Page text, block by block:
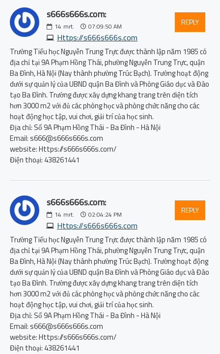
s666s666s.com:
14 mrt. 07:09:50 AM
Https://s666s666s.com
REPLY
Trường Tiểu học Nguyễn Trung Trực được thành lập năm 1985 có
địa chỉ tại 9A Phạm Hồng Thái, phường Nguyễn Trung Trực, quận
Ba Đình, Hà Nội (Nay thành phường Trúc Bạch). Trường hoạt động
dưới sự quản lý của UBND quận Ba Đình và Phòng Giáo dục và Đào
tạo Ba Đình. Trường được xây dựng khang trang trên diện tích
hơn 3000 m2 với đủ các phòng học và phòng chức năng cho các
hoạt động học tập, vui chơi, giải trí của học sinh.
Địa chỉ: Số 9A Phạm Hồng Thái - Ba Đình - Hà Nội
Email: s666@s666s666s.com
website: Https://s666s666s.com/
Điện thoại: 438261441
s666s666s.com:
14 mrt. 02:04:24 PM
Https://s666s666s.com
REPLY
Trường Tiểu học Nguyễn Trung Trực được thành lập năm 1985 có
địa chỉ tại 9A Phạm Hồng Thái, phường Nguyễn Trung Trực, quận
Ba Đình, Hà Nội (Nay thành phường Trúc Bạch). Trường hoạt động
dưới sự quản lý của UBND quận Ba Đình và Phòng Giáo dục và Đào
tạo Ba Đình. Trường được xây dựng khang trang trên diện tích
hơn 3000 m2 với đủ các phòng học và phòng chức năng cho các
hoạt động học tập, vui chơi, giải trí của học sinh.
Địa chỉ: Số 9A Phạm Hồng Thái - Ba Đình - Hà Nội
Email: s666@s666s666s.com
website: Https://s666s666s.com/
Điện thoại: 438261441